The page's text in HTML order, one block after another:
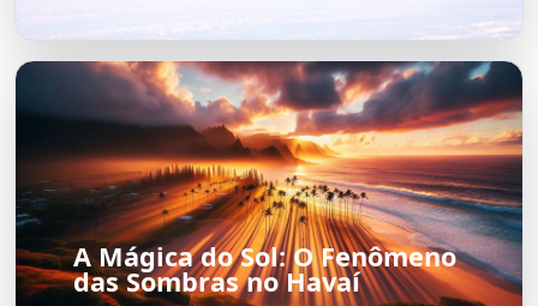
A Mágica do Sol: O Fenômeno
das Sombras no Havaí